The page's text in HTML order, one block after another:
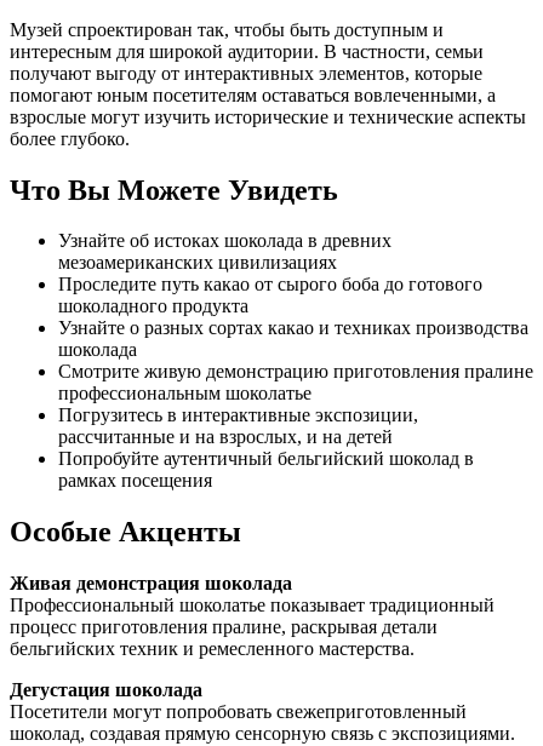
Музей спроектирован так, чтобы быть доступным и
интересным для широкой аудитории. В частности, семьи
получают выгоду от интерактивных элементов, которые
помогают юным посетителям оставаться вовлеченными, а
взрослые могут изучить исторические и технические аспекты
более глубоко.
Что Вы Можете Увидеть
Узнайте об истоках шоколада в древних
мезоамериканских цивилизациях
Проследите путь какао от сырого боба до готового
шоколадного продукта
Узнайте о разных сортах какао и техниках производства
шоколада
Смотрите живую демонстрацию приготовления пралине
профессиональным шоколатье
Погрузитесь в интерактивные экспозиции,
рассчитанные и на взрослых, и на детей
Попробуйте аутентичный бельгийский шоколад в
рамках посещения
Особые Акценты
Живая демонстрация шоколада
Профессиональный шоколатье показывает традиционный
процесс приготовления пралине, раскрывая детали
бельгийских техник и ремесленного мастерства.
Дегустация шоколада
Посетители могут попробовать свежеприготовленный
шоколад, создавая прямую сенсорную связь с экспозициями.